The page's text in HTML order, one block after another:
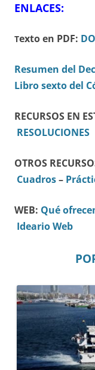
ENLACES:
Texto en PDF:
Resumen del
Libro sexto del
RECURSOS EN
RESOLUCIONES
OTROS
Cuadros–
WEB: Qué
Ideario Web